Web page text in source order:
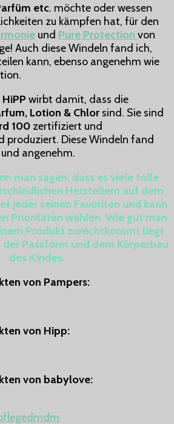
etc. möchte oder wessen
zu kämpfen hat, für den
und Pure Protection von
Auch diese Windeln fand ich,
kann, ebenso angenehm wie
wirbt damit, dass die
Lotion & Chlor sind. Sie sind
100 zertifiziert und
produziert. Diese Windeln fand
angenehm.
man sagen, dass es viele tolle
Herstellern auf dem
jeder seinen Favoriten und kann
Prioritäten wählen. Wie gut man
Produkt zurechtkommt liegt
Passform und dem Körperbau
des Kindes.
von Pampers:
von Hipp:
von babylove:
dmdm